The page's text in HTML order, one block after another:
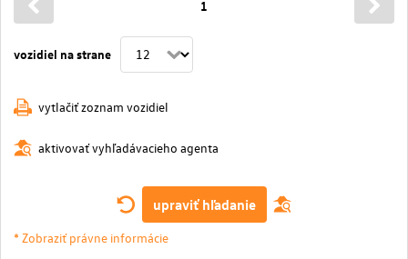
vozidiel na strane
1
vytlačiť zoznam vozidiel
aktivovať vyhľadávacieho agenta
upraviť hľadanie
* Zobraziť právne informácie